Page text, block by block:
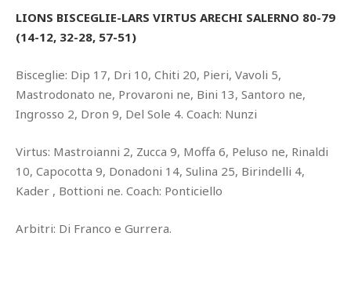
LIONS BISCEGLIE-LARS VIRTUS ARECHI SALERNO 80-79
(14-12, 32-28, 57-51)
Bisceglie: Dip 17, Dri 10, Chiti 20, Pieri, Vavoli 5,
Mastrodonato ne, Provaroni ne, Bini 13, Santoro ne,
Ingrosso 2, Dron 9, Del Sole 4. Coach: Nunzi
Virtus: Mastroianni 2, Zucca 9, Moffa 6, Peluso ne, Rinaldi
10, Capocotta 9, Donadoni 14, Sulina 25, Birindelli 4,
Kader , Bottioni ne. Coach: Ponticiello
Arbitri: Di Franco e Gurrera.